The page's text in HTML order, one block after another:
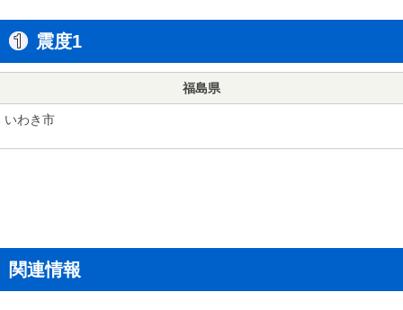
震度1
福島県
いわき市
関連情報